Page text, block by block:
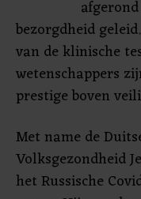
bezorgdheid
van de klinische
wetenschappers
prestige boven
Met name de
Volksgezondheid
het Russische